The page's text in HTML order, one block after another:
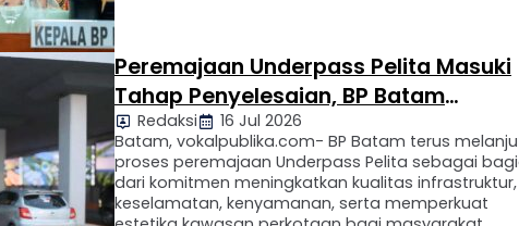
Peremajaan Underpass Pelita Masuki
Tahap Penyelesaian, BP Batam
Targetkan Rampung Akhir Juli 2026
Redaksi
16 Jul 2026
Batam, vokalpublika.com- BP Batam terus
proses peremajaan Underpass Pelita sebagai
dari komitmen meningkatkan kualitas infrastruktur,
keselamatan, kenyamanan, serta memperkuat